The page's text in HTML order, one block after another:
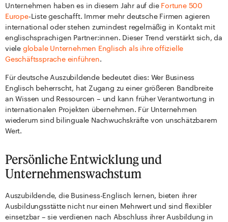
Unternehmen haben es in diesem Jahr auf dieFortune 500
Europe-Liste geschafft. Immer mehr deutsche Firmen agieren
international oder stehen zumindest regelmäßig in Kontakt mit
englischsprachigen Partner:innen. Dieser Trend verstärkt sich, da
viele globale Unternehmen Englisch als ihre offizielle
Geschäftssprache einführen.
Für deutsche Auszubildende bedeutet dies: Wer Business
Englisch beherrscht, hat Zugang zu einer größeren Bandbreite
an Wissen und Ressourcen – und kann früher Verantwortung in
internationalen Projekten übernehmen. Für Unternehmen
wiederum sind bilinguale Nachwuchskräfte von unschätzbarem
Wert.
Persönliche Entwicklung und
Unternehmenswachstum
Auszubildende, die Business-Englisch lernen, bieten ihrer
Ausbildungsstätte nicht nur einen Mehrwert und sind flexibler
einsetzbar – sie verdienen nach Abschluss ihrer Ausbildung in